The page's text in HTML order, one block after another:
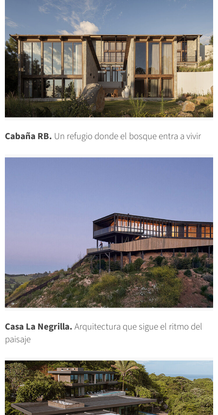
Cabaña RB. Un refugio donde el bosque entra a vivir
Casa La Negrilla.Arquitectura que sigue el ritmo del
paisaje